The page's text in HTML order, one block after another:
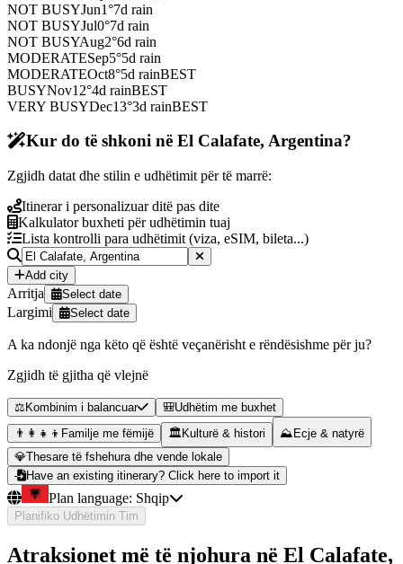
NOT BUSYJun1°7d rain
NOT BUSYJul0°7d rain
NOT BUSYAug2°6d rain
MODERATESep5°5d rain
MODERATEOct8°5d rainBEST
BUSYNov12°4d rainBEST
VERY BUSYDec13°3d rainBEST
Kur do të shkoni në El Calafate, Argentina?
Zgjidh datat dhe stilin e udhëtimit për të marrë:
Itinerar i personalizuar ditë pas dite
Kalkulator buxheti për udhëtimin tuaj
Lista kontrolli para udhëtimit (viza, eSIM, bileta...)
Add city
Arritja Select date
Largimi Select date
A ka ndonjë nga këto që është veçanërisht e rëndësishme për ju?
Zgjidh të gjitha që vlejnë
⚖️ Kombinim i balancuar 🎒Udhëtim me buxhet
👨‍👩‍👧‍👦 Familje me fëmijë 🏛️ Kulturë & histori ⛰️ Ecje & natyrë
💎Thesare të fshehura dhe vende lokale
Have an existing itinerary? Click here to import it
Plan language: Shqip
Planifiko Udhëtimin Tim
Atraksionet më të njohura në El Calafate,